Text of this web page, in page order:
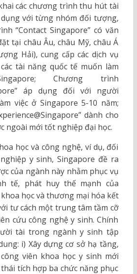
các chương trình thu hút tài
với từng nhóm đối tượng,
“Contact Singapore” có văn
tại châu Âu, châu Mỹ, châu Á
Hải), cung cấp các dịch vụ
tài năng quốc tế muốn làm
Chương trình
áp dụng đối với người
việc ở Singapore 5-10 năm;
dành cho
ngoài mới tốt nghiệp đại học.
học và công nghệ, ví dụ, đối
y sinh, Singapore đề ra
của ngành này nhằm phục vụ
tế, phát huy thế mạnh của
học và thương mại hóa kết
tư cách một trung tâm tầm cỡ
cứu công nghệ y sinh. Chính
tài trong ngành y sinh tập
i) Xây dựng cơ sở hạ tầng,
viên khoa học y sinh mới
tích hợp ba chức năng phục